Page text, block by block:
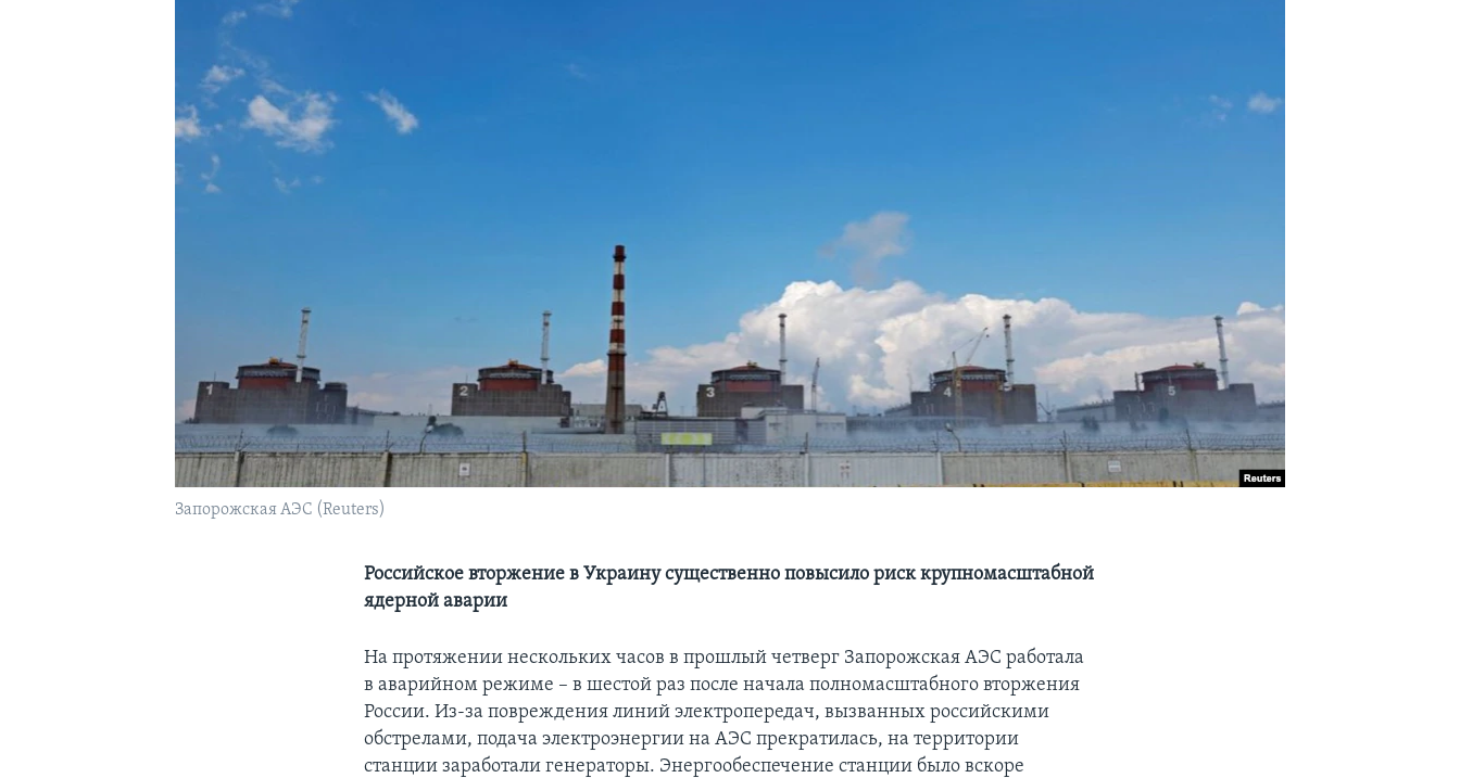
Запорожская АЭС (Reuters)
Российское вторжение в Украину существенно повысило риск крупномасштабной
ядерной аварии
На протяжении нескольких часов в прошлый четверг Запорожская АЭС работала
в аварийном режиме – в шестой раз после начала полномасштабного вторжения
России. Из-за повреждения линий электропередач, вызванных российскими
обстрелами, подача электроэнергии на АЭС прекратилась, на территории
станции заработали генераторы. Энергообеспечение станции было вскоре